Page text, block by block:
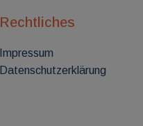
Rechtliches
Impressum
Datenschutzerklärung